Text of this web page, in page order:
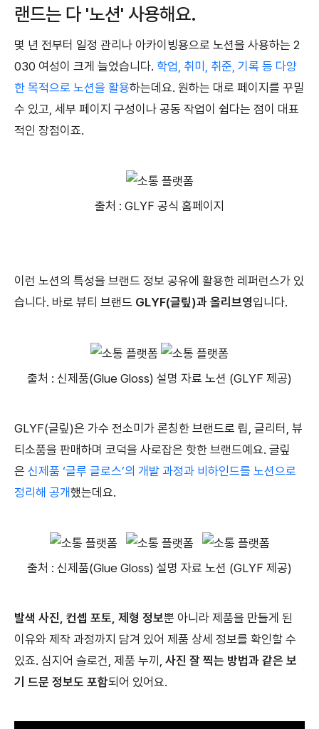
랜드는 다 '노션' 사용해요.
몇 년 전부터 일정 관리나 아카이빙용으로 노션을 사용하는 2
030 여성이 크게 늘었습니다. 학업, 취미, 취준, 기록 등 다양
한 목적으로 노션을 활용하는데요. 원하는 대로 페이지를 꾸밀
수 있고, 세부 페이지 구성이나 공동 작업이 쉽다는 점이 대표
적인 장점이죠.
출처 : GLYF 공식 홈페이지
이런 노션의 특성을 브랜드 정보 공유에 활용한 레퍼런스가 있
습니다. 바로 뷰티 브랜드 GLYF(글맆)과 올리브영입니다.
출처 : 신제품(Glue Gloss) 설명 자료 노션 (GLYF 제공)
GLYF(글맆)은 가수 전소미가 론칭한 브랜드로 립, 글리터, 뷰
티소품을 판매하며 코덕을 사로잡은 핫한 브랜드예요. 글맆
은 신제품 ‘글루 글로스’의 개발 과정과 비하인드를 노션으로
정리해 공개했는데요.
출처 : 신제품(Glue Gloss) 설명 자료 노션 (GLYF 제공)
발색 사진, 컨셉 포토, 제형 정보뿐 아니라 제품을 만들게 된
이유와 제작 과정까지 담겨 있어 제품 상세 정보를 확인할 수
있죠. 심지어 슬로건, 제품 누끼, 사진 잘 찍는 방법과 같은 보
기 드문 정보도 포함되어 있어요.